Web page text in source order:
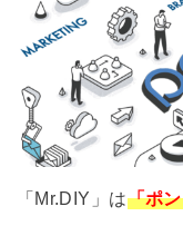
「Mr.DIY」は「ポ